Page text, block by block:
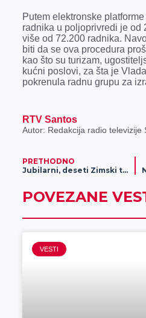
Putem elektronske
radnika u poljoprivredi je od
više od 72.200 radnika.
biti da se ova procedura
kao što su turizam,
kućni poslovi, za šta je
pokrenula radnu grupu za
RTV Santos
Autor: Redakcija radio televizije
PRETHODNO
Jubilarni, deseti Zimski turnir u malom fudbalu, startuje 24. decembra, prijavljivanje od danas do 23. decembra
POVEZANE
VESTI